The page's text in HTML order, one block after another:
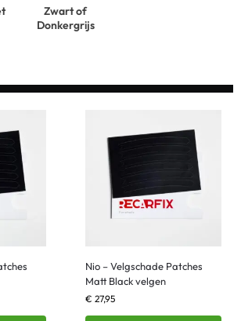
Zwart of
Donkergrijs
Nio – Velgschade Patches
Matt Black velgen
€ 27,95